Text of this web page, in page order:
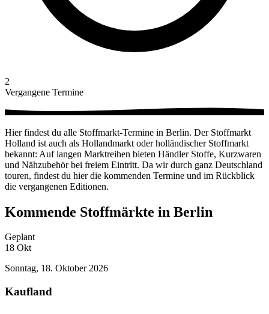
2
Vergangene Termine
Hier findest du alle Stoffmarkt-Termine in Berlin. Der Stoffmarkt
Holland ist auch als Hollandmarkt oder holländischer Stoffmarkt
bekannt: Auf langen Marktreihen bieten Händler Stoffe, Kurzwaren
und Nähzubehör bei freiem Eintritt. Da wir durch ganz Deutschland
touren, findest du hier die kommenden Termine und im Rückblick
die vergangenen Editionen.
Kommende Stoffmärkte in Berlin
Geplant
18 Okt
Sonntag, 18. Oktober 2026
Kaufland